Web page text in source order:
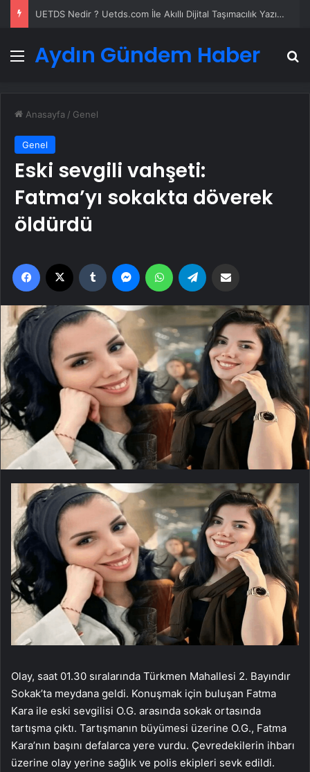
Alaaddin KAHYA: Müzik Tutkusuyla Yerini Almiş Bir Kariyer
Menü
Aydın Gündem Haber
Anasayfa / Genel
Genel
Eski sevgili vahşeti:
Fatma’yı sokakta döverek
öldürdü
Facebook Tumblr MessengerWhatsApp
Olay, saat 01.30 sıralarında Türkmen Mahallesi 2. Bayındır
Sokak’ta meydana geldi. Konuşmak için buluşan Fatma
Kara ile eski sevgilisi O.G. arasında sokak ortasında
tartışma çıktı. Tartışmanın büyümesi üzerine O.G., Fatma
Kara’nın başını defalarca yere vurdu. Çevredekilerin ihbarı
üzerine olay yerine sağlık ve polis ekipleri sevk edildi.